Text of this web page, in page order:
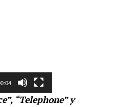
“Telephone” y